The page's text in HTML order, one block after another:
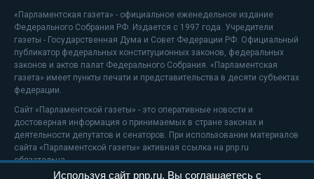
«Парламентская газета» - официальное еженедельное издание
Федерального Собрания РФ. Издается с 1997 года. Учредители
газеты - Государственная Дума и Совет Федерации РФ. Официальный
публикатор федеральных конституционных законов, федеральных
законов и актов палат Федерального Собрания. «Парламентская
газета» имеет пункты печати и представительства в десяти субъектах
федерации.
Сайт «Парламентской газеты» - это оперативные новости и
достоверная информация о принимаемых в стране законах и
деятельности депутатов и сенаторов. При использовании материалов
сайта «Парламентской газеты» активная ссылка на pnp.ru
обязательна.
Используя сайт pnp.ru, Вы соглашаетесь с